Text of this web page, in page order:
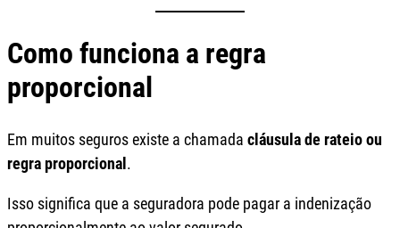
Como funciona a regra
proporcional
Em muitos seguros existe a chamada cláusula de rateio ou
regra proporcional .
Isso significa que a seguradora pode pagar a indenização